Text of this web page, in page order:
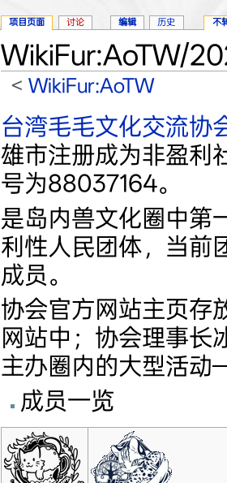
WikiFur:AoTW/
<WikiFur:AoTW
台湾毛毛文化交流协
雄市注册成为非盈利
号为88037164。
是岛内兽文化圈中第
利性人民团体，当前
成员。
协会官方网站主页存
网站中；协会理事长
主办圈内的大型活动
成员一览
项目页面 讨论 编辑 历史 不